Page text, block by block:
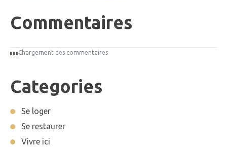
Commentaires
Chargement des commentaires
Categories
Se loger
Se restaurer
Vivre ici